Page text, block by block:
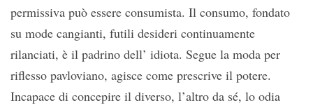
permissiva può essere consumista. Il consumo, fondato
su mode cangianti, futili desideri continuamente
rilanciati, è il padrino dell’ idiota. Segue la moda per
riflesso pavloviano, agisce come prescrive il potere.
Incapace di concepire il diverso, l’altro da sé, lo odia